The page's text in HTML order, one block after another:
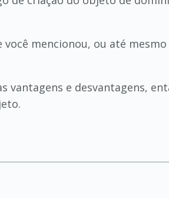
mencionou, ou até
vantagens e desvantagens,